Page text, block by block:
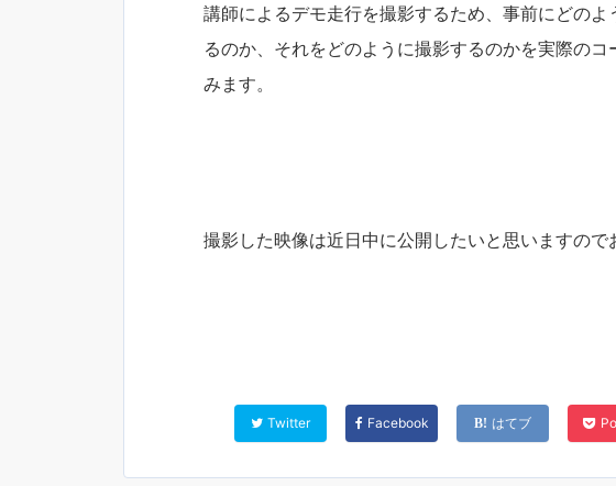
講師によるデモ走行を撮影するため、事前にどの
るのか、それをどのように撮影するのかを実際の
みます。
撮影した映像は近日中に公開したいと思いますので
Twitter Facebook はてブ